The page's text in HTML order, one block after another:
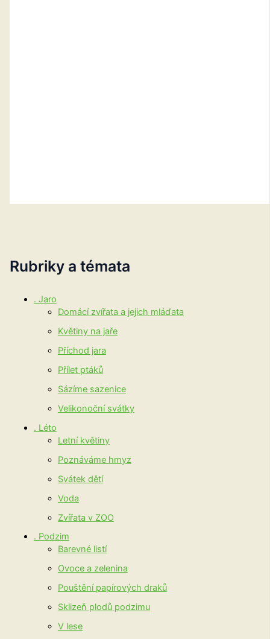
Rubriky a témata
. Jaro
Domácí zvířata a jejich mláďata
Květiny na jaře
Příchod jara
Přílet ptáků
Sázíme sazenice
Velikonoční svátky
. Léto
Letní květiny
Poznáváme hmyz
Svátek dětí
Voda
Zvířata v ZOO
. Podzim
Barevné listí
Ovoce a zelenina
Pouštění papírových draků
Sklizeň plodů podzimu
V lese